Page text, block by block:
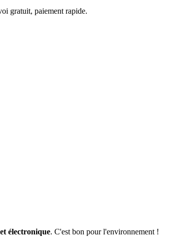
gratuit, paiement rapide.
électronique. C'est bon pour l'environnement !